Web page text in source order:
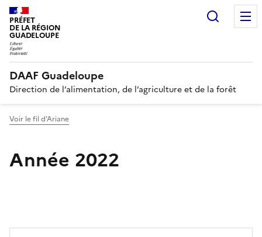
PRÉFET
DE LA RÉGION
GUADELOUPE
DAAF Guadeloupe
Direction de l’alimentation, de l’agriculture et de la forêt
Voir le fil d'Ariane
Année 2022